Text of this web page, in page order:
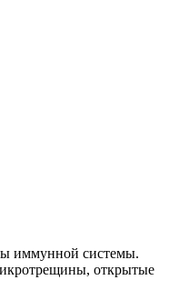
иммунной системы.
открытые